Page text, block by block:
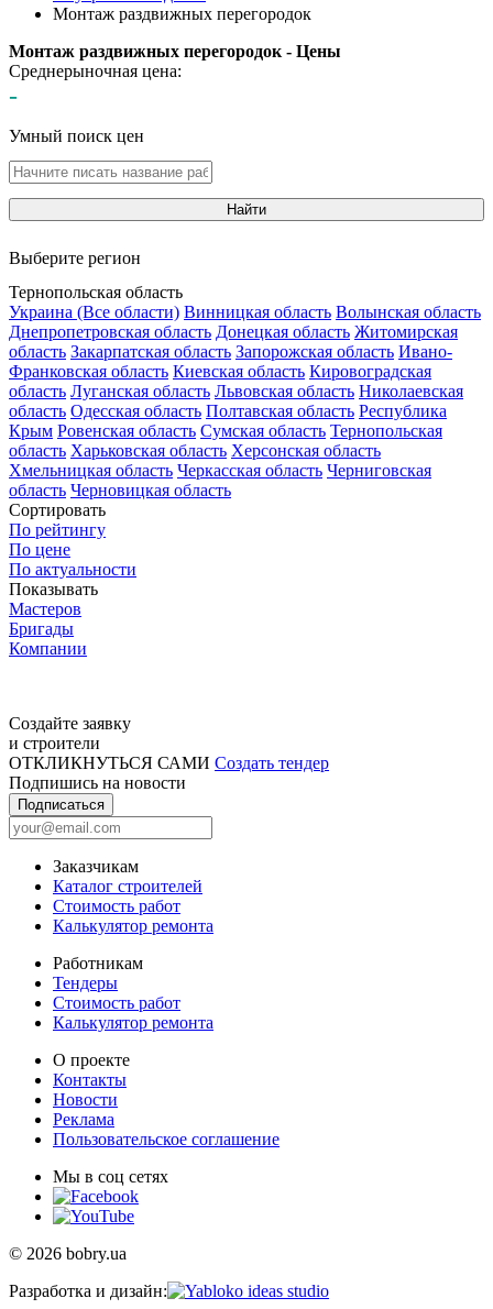
Монтаж раздвижных перегородок
Монтаж раздвижных перегородок - Цены
Среднерыночная цена:
-
Умный поиск цен
Найти
Выберите регион
Тернопольская область
Украина (Все области) Винницкая область Волынская область
Днепропетровская область Донецкая область Житомирская
область Закарпатская область Запорожская область Ивано-
Франковская область Киевская область Кировоградская
область Луганская область Львовская область Николаевская
область Одесская область Полтавская область Республика
Крым Ровенская область Сумская область Тернопольская
область Харьковская область Херсонская область
Хмельницкая область Черкасская область Черниговская
область Черновицкая область
Сортировать
По рейтингу
По цене
По актуальности
Показывать
Мастеров
Бригады
Компании
Создайте заявку
и строители
ОТКЛИКНУТЬСЯ САМИ Создать тендер
Подпишись на новости
Подписаться
Заказчикам
Каталог строителей
Стоимость работ
Калькулятор ремонта
Работникам
Тендеры
Стоимость работ
Калькулятор ремонта
О проекте
Контакты
Новости
Реклама
Пользовательское соглашение
Мы в соц сетях
© 2026 bobry.ua
Разработка и дизайн: